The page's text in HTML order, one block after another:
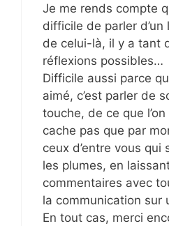
Je me rends compte
difficile de parler
de celui-là, il y a tant
réflexions possibles…
Difficile aussi parce
aimé, c’est parler de
touche, de ce que
cache pas que par
ceux d’entre vous qui
les plumes, en
commentaires avec
la communication sur
En tout cas, merci